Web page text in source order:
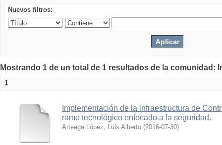
Nuevos filtros:
Mostrando 1 de un total de 1 resultados de la comunidad:
1
Implementación de la infraestructura de
ramo tecnológico enfocado a la seguridad.
Arteaga López, Luis Alberto (2016-07-30)